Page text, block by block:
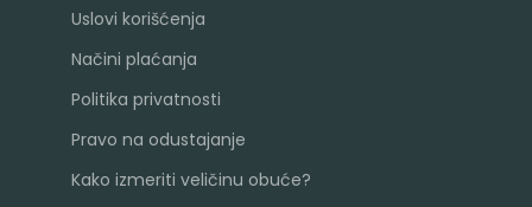
Uslovi korišćenja
Načini plaćanja
Politika privatnosti
Pravo na odustajanje
Kako izmeriti veličinu obuće?